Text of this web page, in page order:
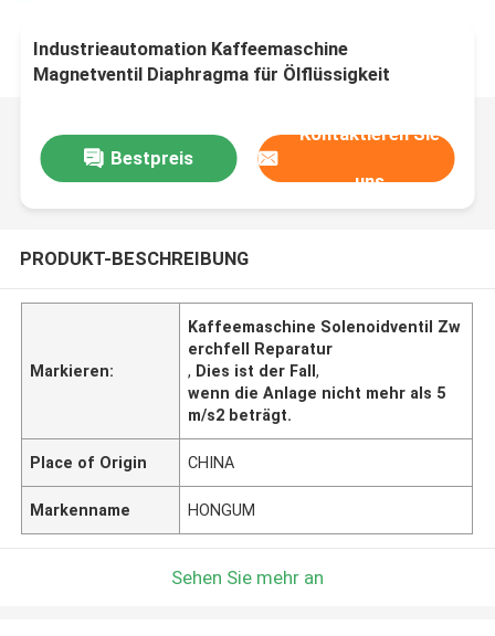
Industrieautomation Kaffeemaschine
Magnetventil Diaphragma für Ölflüssigkeit
Bestpreis
Kontaktieren Sie
uns
PRODUKT-BESCHREIBUNG
Markieren:
Kaffeemaschine Solenoidventil Zw
erchfell Reparatur
, Dies ist der Fall,
wenn die Anlage nicht mehr als 5
m/s2 beträgt.
Place of Origin CHINA
Markenname HONGUM
Sehen Sie mehr an